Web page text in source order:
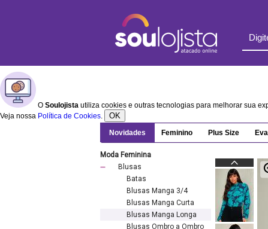
O Soulojista utiliza cookies e outras tecnologias para melhorar sua
Veja nossa Política de Cookies. OK
Novidades Feminino Plus Size
Moda Feminina
Blusas
Batas
Blusas Manga 3/4
Blusas Manga Curta
Blusas Manga Longa
Blusas Ombro a Ombro